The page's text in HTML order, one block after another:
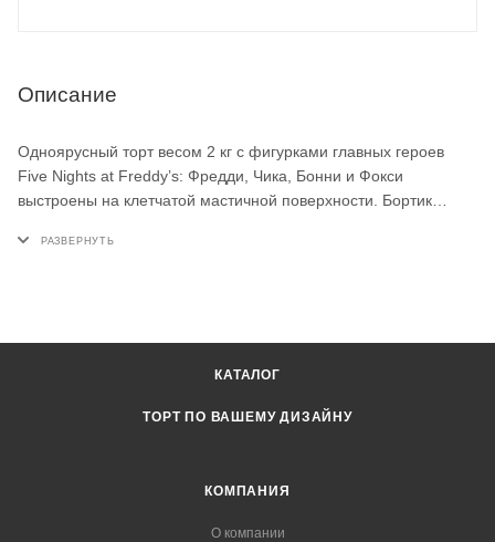
Описание
Одноярусный торт весом 2 кг с фигурками главных героев
Five Nights at Freddy’s: Фредди, Чика, Бонни и Фокси
выстроены на клетчатой мастичной поверхности. Бортик
разноцветными драже. Такой десерт на заказ станет центром
КАТАЛОГ
ТОРТ ПО ВАШЕМУ ДИЗАЙНУ
КОМПАНИЯ
О компании